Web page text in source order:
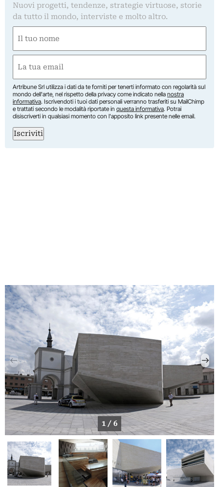
Nuovi progetti, tendenze, strategie virtuose, storie
da tutto il mondo, interviste e molto altro.
(Obbligatorio)
(Obbligatorio)
Artribune Srl utilizza i dati da te forniti per tenerti informato con regolarità sul
mondo dell'arte, nel rispetto della privacy come indicato nella nostra
informativa. Iscrivendoti i tuoi dati personali verranno trasferiti su MailChimp
e trattati secondo le modalità riportate in questa informativa. Potrai
disiscriverti in qualsiasi momento con l'apposito link presente nelle email.
Iscriviti
1 / 6